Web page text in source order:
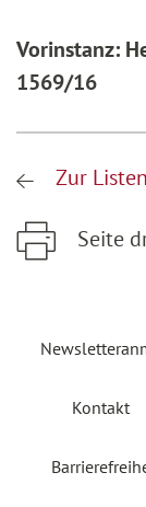
Vorinstanz:
1569/16
Zur
Seite
Kontakt